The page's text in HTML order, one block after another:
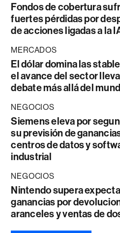
Fondos de cobertura
fuertes pérdidas por
de acciones ligadas a la
MERCADOS
El dólar domina las
el avance del sector
debate más allá del
NEGOCIOS
Siemens eleva por
su previsión de
centros de datos y
industrial
NEGOCIOS
Nintendo supera
ganancias por
aranceles y ventas de